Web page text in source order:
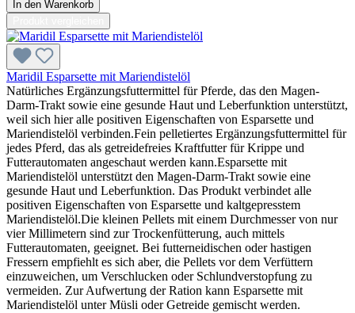
In den Warenkorb
Maridil Esparsette mit Mariendistelöl
Natürliches Ergänzungsfuttermittel für Pferde, das den Magen-
Darm-Trakt sowie eine gesunde Haut und Leberfunktion unterstützt,
weil sich hier alle positiven Eigenschaften von Esparsette und
Mariendistelöl verbinden.Fein pelletiertes Ergänzungsfuttermittel für
jedes Pferd, das als getreidefreies Kraftfutter für Krippe und
Futterautomaten angeschaut werden kann.Esparsette mit
Mariendistelöl unterstützt den Magen-Darm-Trakt sowie eine
gesunde Haut und Leberfunktion. Das Produkt verbindet alle
positiven Eigenschaften von Esparsette und kaltgepresstem
Mariendistelöl.Die kleinen Pellets mit einem Durchmesser von nur
vier Millimetern sind zur Trockenfütterung, auch mittels
Futterautomaten, geeignet. Bei futterneidischen oder hastigen
Fressern empfiehlt es sich aber, die Pellets vor dem Verfüttern
einzuweichen, um Verschlucken oder Schlundverstopfung zu
vermeiden. Zur Aufwertung der Ration kann Esparsette mit
Mariendistelöl unter Müsli oder Getreide gemischt werden.